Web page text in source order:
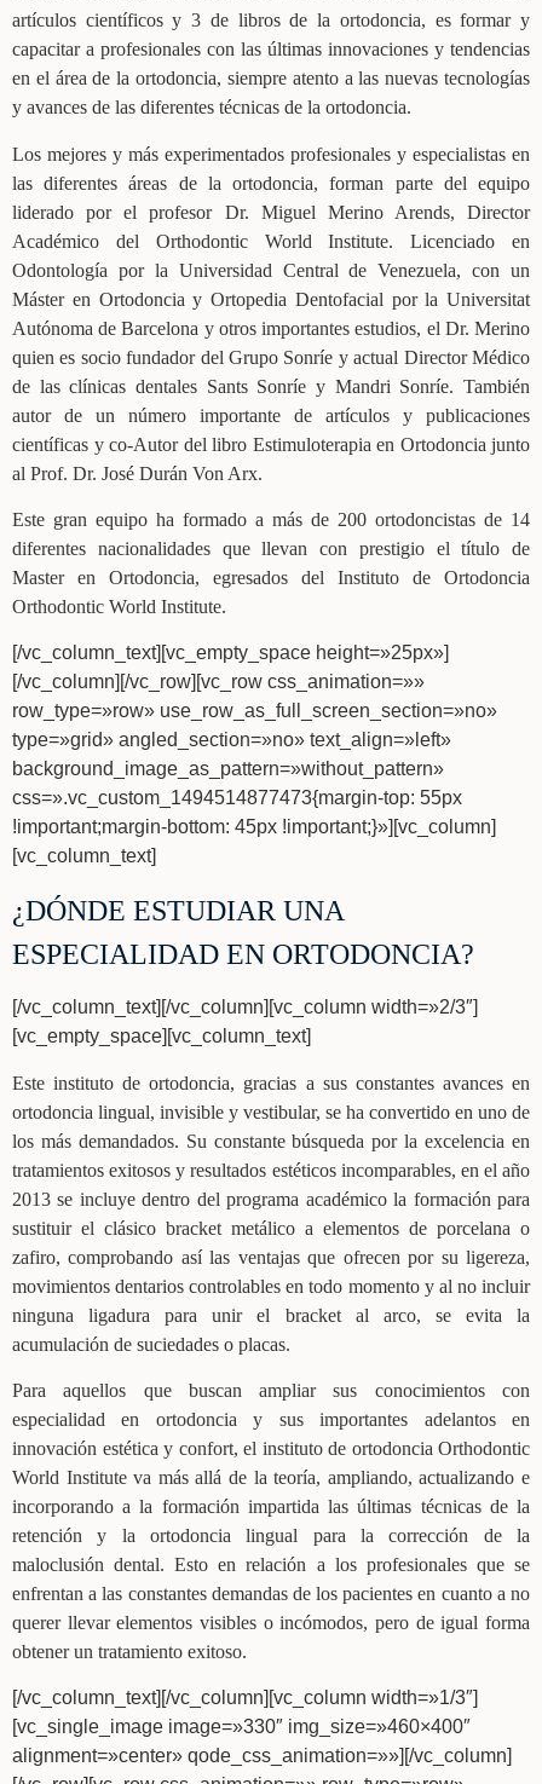
artículos científicos y 3 de libros de la ortodoncia, es formar y
capacitar a profesionales con las últimas innovaciones y tendencias
en el área de la ortodoncia, siempre atento a las nuevas tecnologías
y avances de las diferentes técnicas de la ortodoncia.
Los mejores y más experimentados profesionales y especialistas en
las diferentes áreas de la ortodoncia, forman parte del equipo
liderado por el profesor Dr. Miguel Merino Arends, Director
Académico del Orthodontic World Institute. Licenciado en
Odontología por la Universidad Central de Venezuela, con un
Máster en Ortodoncia y Ortopedia Dentofacial por la Universitat
Autónoma de Barcelona y otros importantes estudios, el Dr. Merino
quien es socio fundador del Grupo Sonríe y actual Director Médico
de las clínicas dentales Sants Sonríe y Mandri Sonríe. También
autor de un número importante de artículos y publicaciones
científicas y co-Autor del libro Estimuloterapia en Ortodoncia junto
al Prof. Dr. José Durán Von Arx.
Este gran equipo ha formado a más de 200 ortodoncistas de 14
diferentes nacionalidades que llevan con prestigio el título de
Master en Ortodoncia, egresados del Instituto de Ortodoncia
Orthodontic World Institute.
[/vc_column_text][vc_empty_space height=»25px»]
[/vc_column][/vc_row][vc_row css_animation=»»
row_type=»row» use_row_as_full_screen_section=»no»
type=»grid» angled_section=»no» text_align=»left»
background_image_as_pattern=»without_pattern»
css=».vc_custom_1494514877473{margin-top: 55px
!important;margin-bottom: 45px !important;}»][vc_column]
[vc_column_text]
¿DÓNDE ESTUDIAR UNA
ESPECIALIDAD EN ORTODONCIA?
[/vc_column_text][/vc_column][vc_column width=»2/3″]
[vc_empty_space][vc_column_text]
Este instituto de ortodoncia, gracias a sus constantes avances en
ortodoncia lingual, invisible y vestibular, se ha convertido en uno de
los más demandados. Su constante búsqueda por la excelencia en
tratamientos exitosos y resultados estéticos incomparables, en el año
2013 se incluye dentro del programa académico la formación para
sustituir el clásico bracket metálico a elementos de porcelana o
zafiro, comprobando así las ventajas que ofrecen por su ligereza,
movimientos dentarios controlables en todo momento y al no incluir
ninguna ligadura para unir el bracket al arco, se evita la
acumulación de suciedades o placas.
Para aquellos que buscan ampliar sus conocimientos con
especialidad en ortodoncia y sus importantes adelantos en
innovación estética y confort, el instituto de ortodoncia Orthodontic
World Institute va más allá de la teoría, ampliando, actualizando e
incorporando a la formación impartida las últimas técnicas de la
retención y la ortodoncia lingual para la corrección de la
maloclusión dental. Esto en relación a los profesionales que se
enfrentan a las constantes demandas de los pacientes en cuanto a no
querer llevar elementos visibles o incómodos, pero de igual forma
obtener un tratamiento exitoso.
[/vc_column_text][/vc_column][vc_column width=»1/3″]
[vc_single_image image=»330″ img_size=»460×400″
alignment=»center» qode_css_animation=»»][/vc_column]